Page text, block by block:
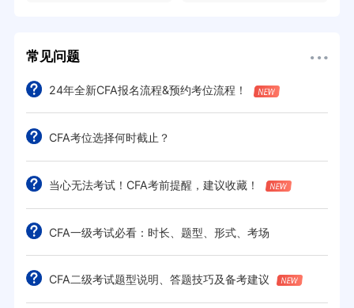
常见问题
24年全新CFA报名流程&预约考位流程！
CFA考位选择何时截止？
当心无法考试！CFA考前提醒，建议收藏！
CFA一级考试必看：时长、题型、形式、考场
CFA二级考试题型说明、答题技巧及备考建议